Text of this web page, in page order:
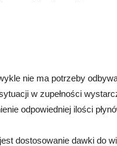
nie ma potrzeby
w zupełności
odpowiedniej ilości
dostosowanie dawki do